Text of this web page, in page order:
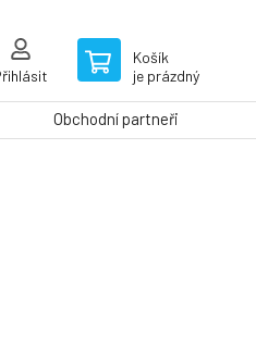
Košík
je prázdný
Obchodní partneři